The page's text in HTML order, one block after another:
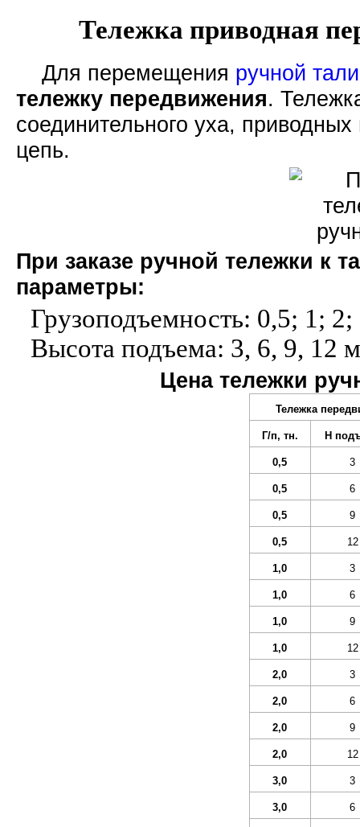
Тележка приводная
Для перемещения ручной
тележку передвижения.
соединительного уха,
цепь.
При заказе ручной тележки к
параметры:
Грузоподъемность: 0,5; 1;
Высота подъема: 3, 6, 9, 12
Цена тележки
Тележка
Г/п, тн. Н
0,5 3
0,5 6
0,5 9
0,5 12
1,0 3
1,0 6
1,0 9
1,0 12
2,0 3
2,0 6
2,0 9
2,0 12
3,0 3
3,0 6